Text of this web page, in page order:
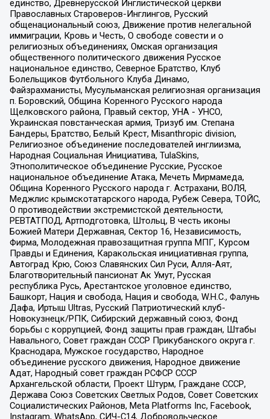
единство, Древнерусской Инглистической церкви
Православных Староверов-Инглингов, Русский
общенациональный союз, Движение против нелегальной
иммиграции, Кровь и Честь, О свободе совести и о
религиозных объединениях, Омская организация
общественного политического движения Русское
национальное единство, Северное Братство, Клуб
Болельщиков Футбольного Клуба Динамо,
Файзрахманисты, Мусульманская религиозная организация
п. Боровский, Община Коренного Русского народа
Щелковского района, Правый сектор, УНА - УНСО,
Украинская повстанческая армия, Тризуб им. Степана
Бандеры, Братство, Белый Крест, Misanthropic division,
Религиозное объединение последователей инглиизма,
Народная Социальная Инициатива, TulaSkins,
Этнополитическое объединение Русские, Русское
национальное объединение Атака, Мечеть Мирмамеда,
Община Коренного Русского народа г. Астрахани, ВОЛЯ,
Меджлис крымскотатарского народа, Рубеж Севера, ТОЙС,
О противодействии экстремистской деятельности,
РЕВТАТПОД, Артподготовка, Штольц, В честь иконы
Божией Матери Державная, Сектор 16, Независимость,
Фирма, Молодежная правозащитная группа МПГ, Курсом
Правды и Единения, Каракольская инициативная группа,
Автоград Крю, Союз Славянских Сил Руси, Алля-Аят,
Благотворительный пансионат Ак Умут, Русская
республика Русь, Арестантское уголовное единство,
Башкорт, Нация и свобода, Нация и свобода, W.H.С., Фалунь
Дафа, Иртыш Ultras, Русский Патриотический клуб-
Новокузнецк/РПК, Сибирский державный союз, Фонд
борьбы с коррупцией, Фонд защиты прав граждан, Штабы
Навального, Совет граждан СССР Прикубанского округа г.
Краснодара, Мужское государство, Народное
объединение русского движения, Народное движение
Адат, Народный совет граждан РСФСР СССР
Архангельской области, Проект Штурм, Граждане СССР,
Держава Союз Советских Светлых Родов, Совет Советских
Социалистических Районов, Meta Platforms Inc, Facebook,
Instagram, WhatsApp, СИЧ-С14, Добровольческое